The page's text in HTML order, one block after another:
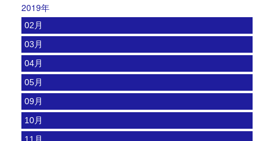
2019年
02月
03月
04月
05月
09月
10月
11月